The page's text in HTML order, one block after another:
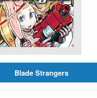
Blade Strangers